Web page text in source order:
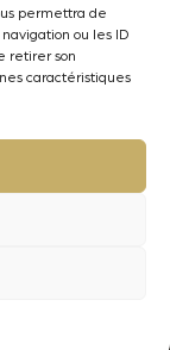
permettra de
ou les ID
retirer son
caractéristiques
to Design